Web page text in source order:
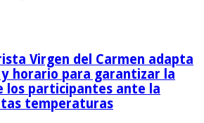
Virgen del Carmen adapta
horario para garantizar la
los participantes ante la
temperaturas